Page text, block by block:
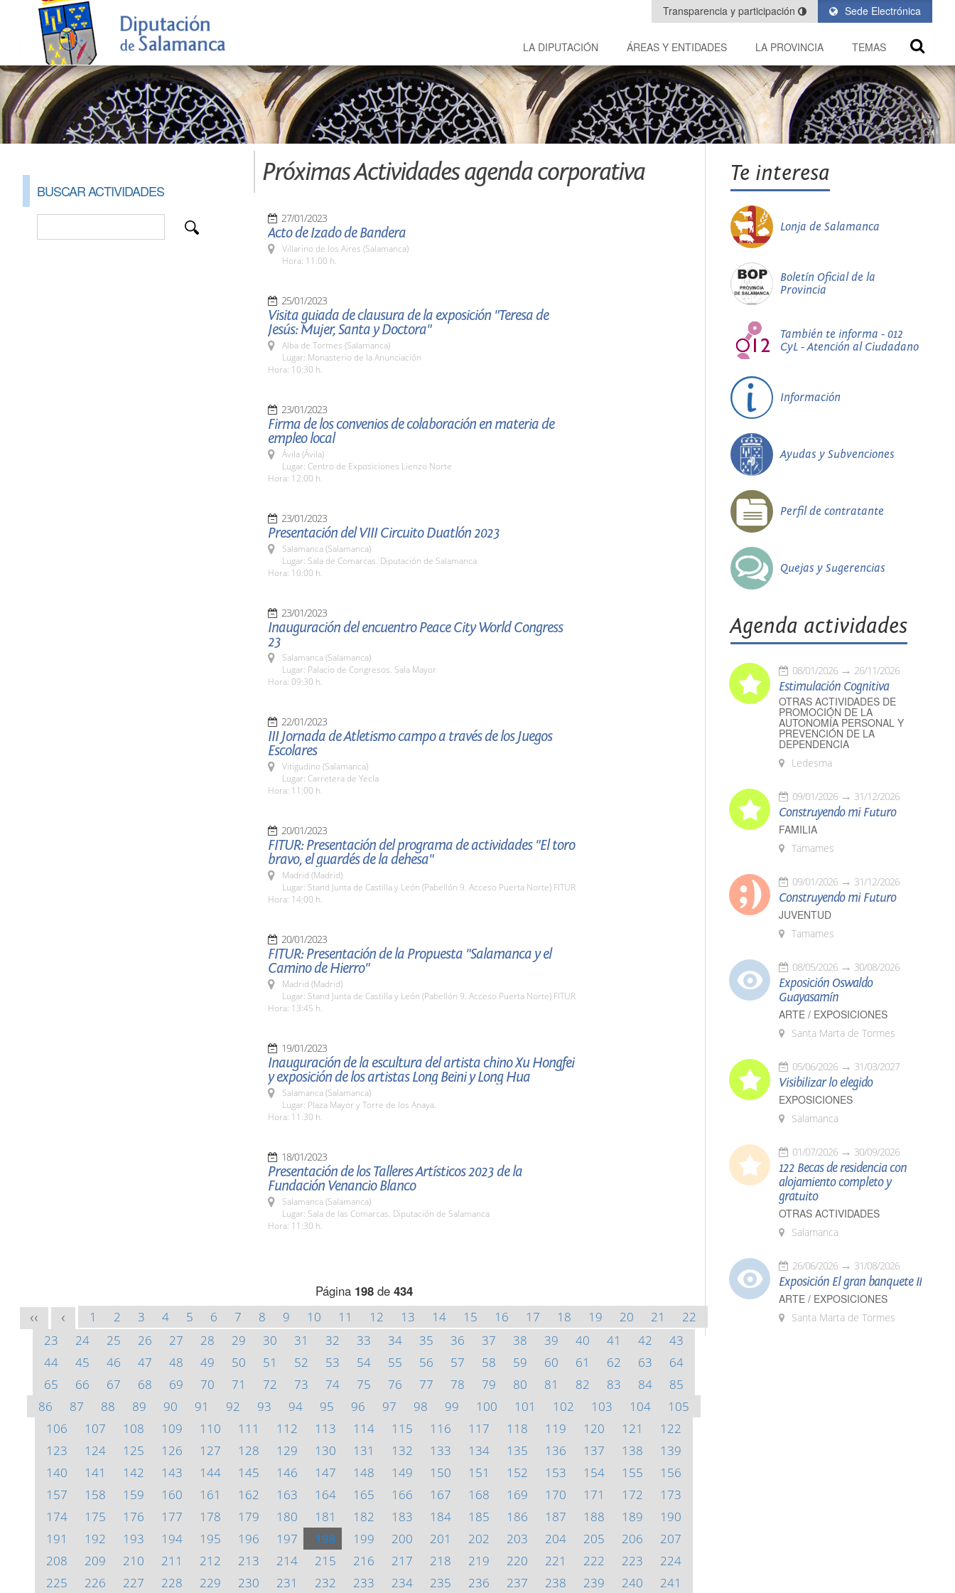
Sede Electrónica
Transparencia y participación
LA DIPUTACIÓN ÁREAS Y ENTIDADES LA PROVINCIA TEMAS
BUSCAR ACTIVIDADES
Próximas Actividades agenda corporativa
27/01/2023
Acto de Izado de Bandera
Villarino de los Aires (Salamanca)
Hora: 11:00 h.
25/01/2023
Visita guiada de clausura de la exposición "Teresa de
Jesús: Mujer, Santa y Doctora"
Alba de Tormes (Salamanca)
Lugar: Monasterio de la Anunciación
Hora: 10:30 h.
23/01/2023
Firma de los convenios de colaboración en materia de
empleo local
Ávila (Ávila)
Lugar: Centro de Exposiciones Lienzo Norte
Hora: 12:00 h.
23/01/2023
Presentación del VIII Circuito Duatlón 2023
Salamanca (Salamanca)
Lugar: Sala de Comarcas. Diputación de Salamanca
Hora: 10:00 h.
23/01/2023
Inauguración del encuentro Peace City World Congress
23
Salamanca (Salamanca)
Lugar: Palacio de Congresos. Sala Mayor
Hora: 09:30 h.
22/01/2023
III Jornada de Atletismo campo a través de los Juegos
Escolares
Vitigudino (Salamanca)
Lugar: Carretera de Yecla
Hora: 11:00 h.
20/01/2023
FITUR: Presentación del programa de actividades "El toro
bravo, el guardés de la dehesa"
Madrid (Madrid)
Lugar: Stand Junta de Castilla y León (Pabellón 9. Acceso Puerta Norte) FITUR
Hora: 14:00 h.
20/01/2023
FITUR: Presentación de la Propuesta "Salamanca y el
Camino de Hierro"
Madrid (Madrid)
Lugar: Stand Junta de Castilla y León (Pabellón 9. Acceso Puerta Norte) FITUR
Hora: 13:45 h.
19/01/2023
Inauguración de la escultura del artista chino Xu Hongfei
y exposición de los artistas Long Beini y Long Hua
Salamanca (Salamanca)
Lugar: Plaza Mayor y Torre de los Anaya.
Hora: 11:30 h.
18/01/2023
Presentación de los Talleres Artísticos 2023 de la
Fundación Venancio Blanco
Salamanca (Salamanca)
Lugar: Sala de las Comarcas. Diputación de Salamanca
Hora: 11:30 h.
Página 198de 434
<< < 1 2 3 4 5 6 7 8 9 10 11 12 13 14 15 16 17 18 19 20 21
22
23
24 25 26 27 28 29 30 31 32 33 34 35 36 37 38 39 40 41 42
43
44
45 46 47 48 49 50 51 52 53 54 55 56 57 58 59 60 61 62 63
64
65
66 67 68 69 70 71 72 73 74 75 76 77 78 79 80 81 82 83 84
85
86
87 88 89 90 91 92 93 94 95 96 97 98 99 100 101 102 103 104
105
106
107 108 109 110 111 112 113 114 115 116 117 118 119 120 121
122
123
124 125 126 127 128 129 130 131 132 133 134 135 136 137 138
139
140
141 142 143 144 145 146 147 148 149 150 151 152 153 154 155
156
157
158 159 160 161 162 163 164 165 166 167 168 169 170 171 172
173
174
175 176 177 178 179 180 181 182 183 184 185 186 187 188 189
190
191
192 193 194 195 196 197 198 199 200 201 202 203 204 205 206
207
208
209 210 211 212 213 214 215 216 217 218 219 220 221 222 223
224
225
226 227 228 229 230 231 232 233 234 235 236 237 238 239 240 241
Te interesa
Lonja de Salamanca
Boletín Oficial de la
Provincia
También te informa - 012
CyL - Atención al Ciudadano
Información
Ayudas y Subvenciones
Perfil de contratante
Quejas y Sugerencias
Agenda actividades
08/01/2026 26/11/2026
Estimulación Cognitiva
OTRAS ACTIVIDADES DE
PROMOCIÓN DE LA
AUTONOMÍA PERSONAL Y
PREVENCIÓN DE LA
DEPENDENCIA
Ledesma
09/01/2026 31/12/2026
Construyendo mi Futuro
FAMILIA
Tamames
09/01/2026 31/12/2026
Construyendo mi Futuro
JUVENTUD
Tamames
08/05/2026 30/08/2026
Exposición Oswaldo
Guayasamín
ARTE / EXPOSICIONES
Santa Marta de Tormes
05/06/2026 31/03/2027
Visibilizar lo elegido
EXPOSICIONES
Salamanca
01/07/2026 30/09/2026
122 Becas de residencia con
alojamiento completo y
gratuito
OTRAS ACTIVIDADES
Salamanca
26/06/2026 31/08/2026
Exposición El gran banquete II
ARTE / EXPOSICIONES
Santa Marta de Tormes